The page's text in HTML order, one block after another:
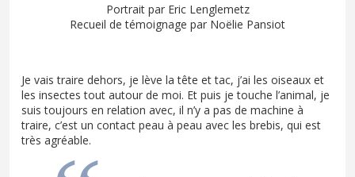
Portrait par Eric Lenglemetz
Recueil de témoignage par Noëlie Pansiot
Je vais traire dehors, je lève la tête et tac, j’ai les oiseaux et
les insectes tout autour de moi. Et puis je touche l’animal, je
suis toujours en relation avec, il n’y a pas de machine à
traire, c’est un contact peau à peau avec les brebis, qui est
très agréable.